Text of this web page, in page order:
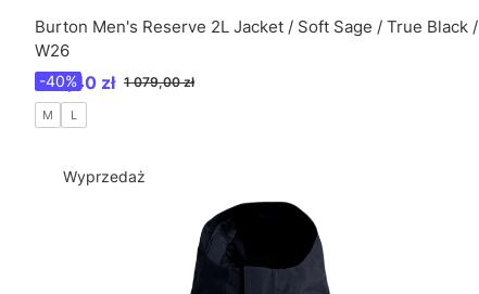
Burton Men's Reserve 2L Jacket / Soft Sage / True Black /
W26
Cena promocyjna
647,40 zł 1 079,00 zł
-40%
M L
Wyprzedaż